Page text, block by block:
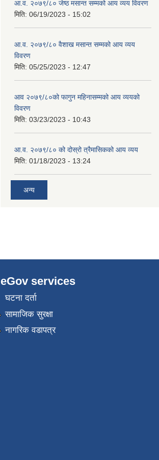
आ.व. २०७९/८० जेष्ठ मसान्त सम्मको आय व्यय विवरण
मिति: 06/19/2023 - 15:02
आ.व. २०७९/८० वैशाख मसान्त सम्मको आय व्यय
विवरण
मिति: 05/25/2023 - 12:47
आव २०७९/८०को फागुन महिनासम्मको आय व्ययको
विवरण
मिति: 03/23/2023 - 10:43
आ.व. २०७९/८० को दोस्रो त्रैमासिकको आय व्यय
मिति: 01/18/2023 - 13:24
अन्य
eGov services
घटना दर्ता
सामाजिक सुरक्षा
नागरिक वडापत्र